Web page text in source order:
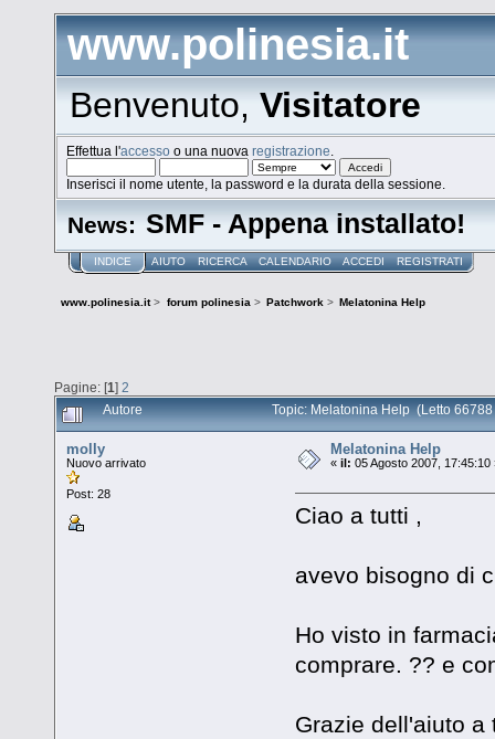
www.polinesia.it
Benvenuto,Visitatore
Effettua l'accesso o una nuovaregistrazione
Inserisci il nome utente, la password e la durata della sessione.
News: SMF - Appena installato!
INDICE AIUTO RICERCA CALENDARIO ACCEDI REGISTRATI
www.polinesia.it> forum polinesia> Patchwork> Melatonina Help
Pagine: [1] 2
Autore Topic: Melatonina Help (Letto 66788
molly
Nuovo arrivato
Post: 28
Melatonina Help
«il: 05 Agosto 2007, 17:45:10
Ciao a tutti ,
avevo bisogno di
Ho visto in
comprare. ?? e
Grazie dell'aiuto